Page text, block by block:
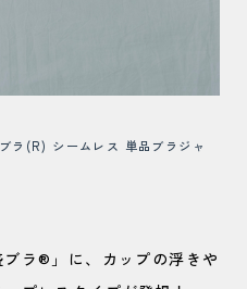
ラ(R) シームレス 単品ブラジャ
ラ®」に、カップの浮きや